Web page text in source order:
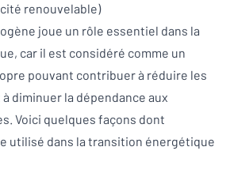
renouvelable)
joue un rôle essentiel dans la
car il est considéré comme un
pouvant contribuer à réduire les
diminuer la dépendance aux
Voici quelques façons dont
utilisé dans la transition énergétique